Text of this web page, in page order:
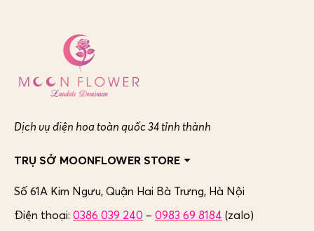
Dịch vụ điện hoa toàn quốc 34 tỉnh thành
TRỤ SỞ MOONFLOWER STORE
Số 61A Kim Ngưu, Quận Hai Bà Trưng, Hà Nội
Điện thoại: 0386 039 240 – 0983 69 8184 (zalo)